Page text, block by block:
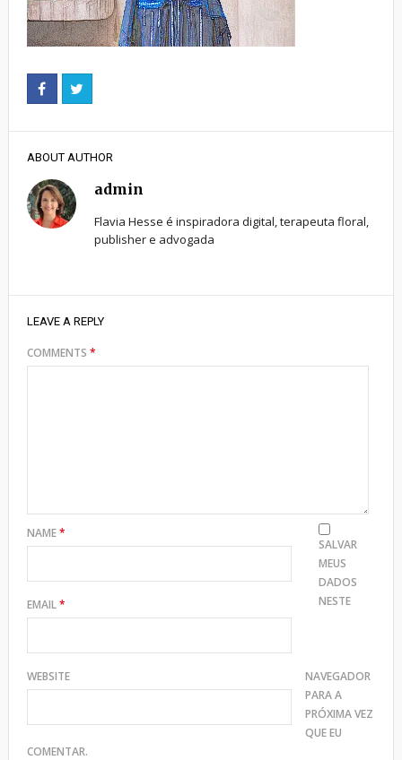
ABOUT AUTHOR
admin
Flavia Hesse é inspiradora digital, terapeuta floral,
publisher e advogada
LEAVE A REPLY
COMMENTS *
NAME*
EMAIL*
WEBSITE
SALVAR
MEUS
DADOS
NESTE
NAVEGADOR
PARA A
PRÓXIMA VEZ
QUE EU
COMENTAR.